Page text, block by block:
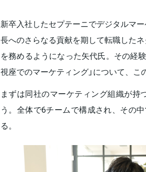
新卒入社したセプテーニでデジタルマ
長へのさらなる貢献を期して転職した
を務めるようになった矢代氏。その経
視座でのマーケティング」について、こ
まずは同社のマーケティング組織が持
う。全体で6チームで構成され、その
る。